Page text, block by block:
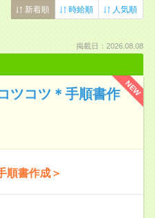
新着順 時給順 人気順
掲載日：2026.08.08
NEW
ツコツ＊手順書作
順書作成＞